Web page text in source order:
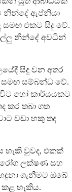
නින්දේ ඇප්නියා
එකට සිදු වේ.
නින්දේ අවධීන්
සිදු වන අතර
සමඟ සම්බන්ධ වේ.
හෝ කාර්යයකට
කර තබා ගත
වඩා හකු තද
හැකි වුවද, එකක්
රෝග ලක්ෂණ සහ
ගැනීමට ඔබේ
හැකිය.